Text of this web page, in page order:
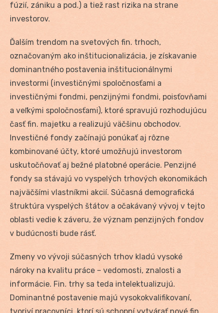
fúzií, zániku a pod.) a tiež rast rizika na strane
investorov.
Ďalším trendom na svetových fin. trhoch,
označovaným ako inštitucionalizácia, je získavanie
dominantného postavenia inštitucionálnymi
investormi (investičnými spoločnosťami a
investičnými fondmi, penzijnými fondmi, poisťovňami
a veľkými spoločnosťami), ktoré spravujú rozhodujúcu
časť fin. majetku a realizujú väčšinu obchodov.
Investičné fondy začínajú ponúkať aj rôzne
kombinované účty, ktoré umožňujú investorom
uskutočňovať aj bežné platobné operácie. Penzijné
fondy sa stávajú vo vyspelých trhových ekonomikách
najväčšími vlastníkmi akcií. Súčasná demografická
štruktúra vyspelých štátov a očakávaný vývoj v tejto
oblasti vedie k záveru, že význam penzijných fondov
v budúcnosti bude rásť.
Zmeny vo vývoji súčasných trhov kladú vysoké
nároky na kvalitu práce – vedomosti, znalosti a
informácie. Fin. trhy sa teda intelektualizujú.
Dominantné postavenie majú vysokokvalifikovaní,